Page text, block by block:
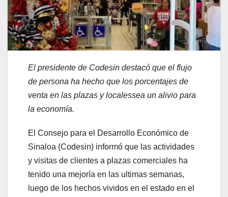
El presidente de Codesin destacó que el flujo
de persona ha hecho que los porcentajes de
venta en las plazas y localessea un alivio para
la economía.
El Consejo para el Desarrollo Económico de
Sinaloa (Codesin) informó que las actividades
y visitas de clientes a plazas comerciales ha
tenido una mejoría en las ultimas semanas,
luego de los hechos vividos en el estado en el